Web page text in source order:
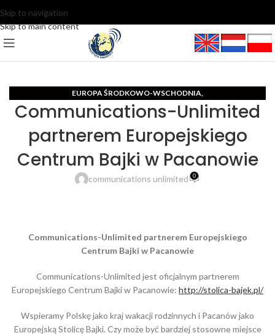
Skip to navigation
Skip to main content
EUROPA ŚRODKOWO-WSCHODNIA
MIĘDZYNARODOWE CENTRUM DZIENNIKARSKIE I PR ,TURYSTYKA
Communications-Unlimited
partnerem Europejskiego
Centrum Bajki w Pacanowie
communications unlimited 0
Communications-Unlimited partnerem Europejskiego
Centrum Bajki w Pacanowie
Communications-Unlimited jest oficjalnym partnerem
Europejskiego Centrum Bajki w Pacanowie: http://stolica-bajek.pl/
Wspieramy Polskę jako kraj wakacji rodzinnych i Pacanów jako
Europejską Stolicę Bajki. Czy może być bardziej stosowne miejsce